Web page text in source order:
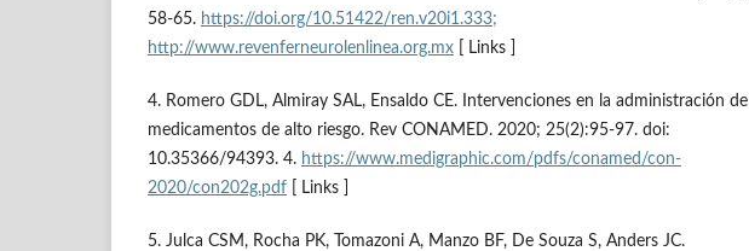
58-65. https://doi.org/10.51422/ren.v20i1.333;
http://www.revenferneurolenlinea.org.mx [ Links ]
4. Romero GDL, Almiray SAL, Ensaldo CE. Intervenciones en la administración de
medicamentos de alto riesgo. Rev CONAMED. 2020; 25(2):95-97. doi:
10.35366/94393. 4. https://www.medigraphic.com/pdfs/conamed/con-
2020/con202g.pdf [ Links ]
5. Julca CSM, Rocha PK, Tomazoni A, Manzo BF, De Souza S, Anders JC.